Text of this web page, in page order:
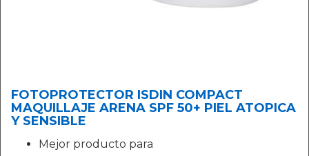
FOTOPROTECTOR ISDIN COMPACT
MAQUILLAJE ARENA SPF 50+ PIEL ATOPICA
Y SENSIBLE
Mejor producto para